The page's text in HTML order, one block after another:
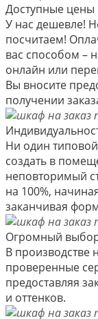
Доступные цены
У нас дешевле!
посчитаем!
вас способом –
онлайн или
Вы вносите
получении
Ни один
создать в
неповторимый
на 100%,
заканчивая
Огромный
В производстве
проверенные
предоставляя
и оттенков.